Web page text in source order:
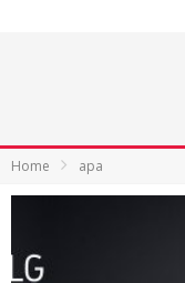
Home apa